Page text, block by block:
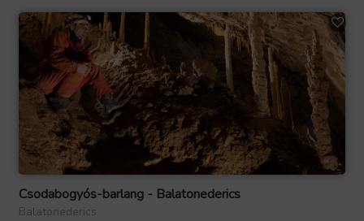
Csodabogyós-barlang - Balatonederics
Balatonederics